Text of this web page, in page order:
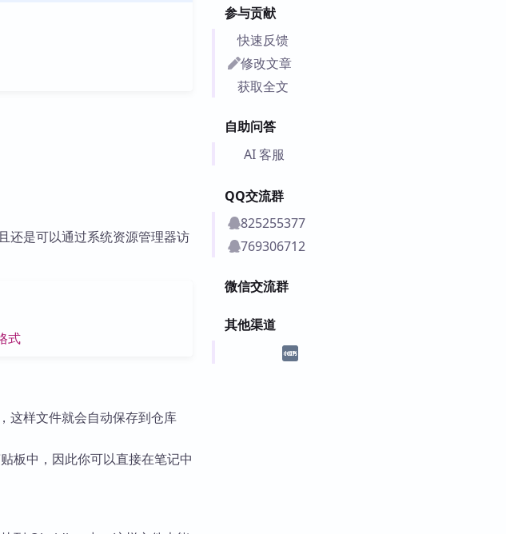
参与贡献
快速反馈
修改文章
获取全文
自助问答
AI 客服
QQ交流群
825255377
769306712
微信交流群
其他渠道
还是可以通过系统资源管理器访
式
这样文件就会自动保存到仓库
板中，因此你可以直接在笔记中